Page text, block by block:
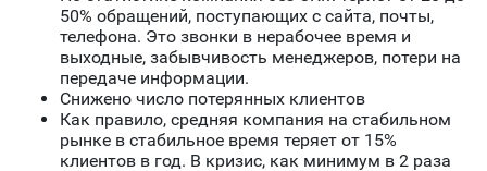
50% обращений, поступающих с сайта, почты,
телефона. Это звонки в нерабочее время и
выходные, забывчивость менеджеров, потери на
передаче информации.
Снижено число потерянных клиентов
Как правило, средняя компания на стабильном
рынке в стабильное время теряет от 15%
клиентов в год. В кризис, как минимум в 2 раза